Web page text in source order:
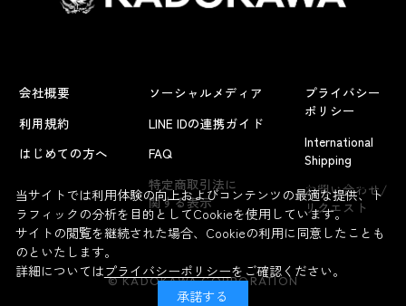
よくあるお問い合わせ
会社概要
利用規約
はじめての方へ
ソーシャルメディア
LINE IDの連携ガイド
FAQ
特定商取引法に
関する表示
プライバシー
ポリシー
International
Shipping
お問い合わせ/
リクエスト
© KADOKAWA CORPORATION
当サイトでは利用体験の向上およびコンテンツの最適な提供、ト
ラフィックの分析を目的としてCookieを使用しています。
サイトの閲覧を継続された場合、Cookieの利用に同意したことも
のといたします。
詳細についてはプライバシーポリシーをご確認ください。
承諾する